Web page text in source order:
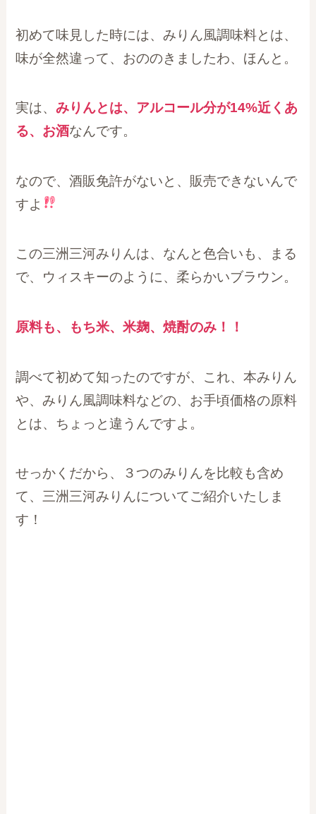
初めて味見した時には、みりん風調味料とは、
味が全然違って、おののきましたわ、ほんと。
実は、みりんとは、アルコール分が14%近くあ
る、お酒なんです。
なので、酒販免許がないと、販売できないんで
すよ
この三洲三河みりんは、なんと色合いも、まる
で、ウィスキーのように、柔らかいブラウン。
原料も、もち米、米麹、焼酎のみ！！
調べて初めて知ったのですが、これ、本みりん
や、みりん風調味料などの、お手頃価格の原料
とは、ちょっと違うんですよ。
せっかくだから、３つのみりんを比較も含め
て、三洲三河みりんについてご紹介いたしま
す！